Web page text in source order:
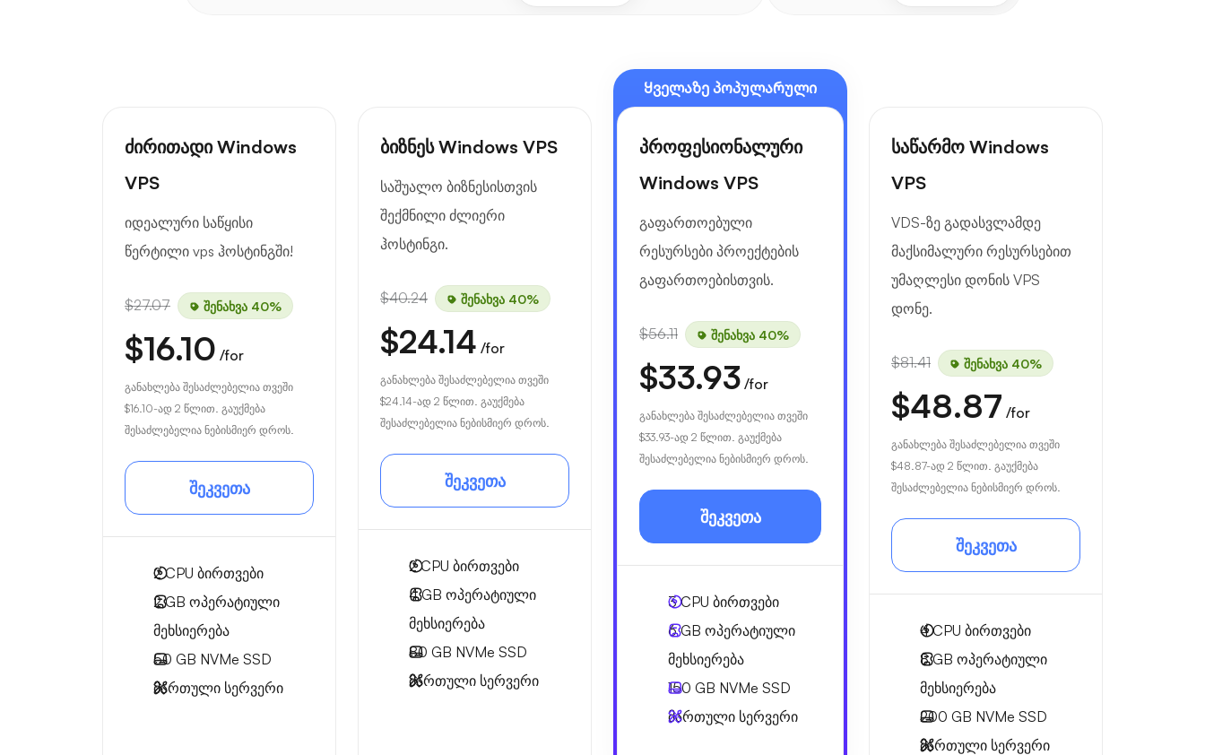
ძირითადი Windows
VPS
იდეალური საწყისი
წერტილი vps ჰოსტინგში!
$27.07 შენახვა 40%
$16.10 /for
განახლება შესაძლებელია თვეში
$16.10-ად 2 წლით. გაუქმება
შესაძლებელია ნებისმიერ დროს.
შეკვეთა
2CPU ბირთვები
2 GB ოპერატიული
მეხსიერება
50 GB NVMe SSD
მართული სერვერი
ბიზნეს Windows VPS
საშუალო ბიზნესისთვის
შექმნილი ძლიერი
ჰოსტინგი.
$40.24 შენახვა 40%
$24.14 /for
განახლება შესაძლებელია თვეში
$24.14-ად 2 წლით. გაუქმება
შესაძლებელია ნებისმიერ დროს.
შეკვეთა
2CPU ბირთვები
4 GB ოპერატიული
მეხსიერება
80 GB NVMe SSD
მართული სერვერი
Ყველაზე პოპულარული
პროფესიონალური
Windows VPS
გაფართოებული
რესურსები პროექტების
გაფართოებისთვის.
$56.11 შენახვა 40%
$33.93 /for
განახლება შესაძლებელია თვეში
$33.93-ად 2 წლით. გაუქმება
შესაძლებელია ნებისმიერ დროს.
შეკვეთა
3CPU ბირთვები
6 GB ოპერატიული
მეხსიერება
150 GB NVMe SSD
მართული სერვერი
საწარმო Windows
VPS
VDS-ზე გადასვლამდე
მაქსიმალური რესურსებით
უმაღლესი დონის VPS
დონე.
$81.41 შენახვა 40%
$48.87 /for
განახლება შესაძლებელია თვეში
$48.87-ად 2 წლით. გაუქმება
შესაძლებელია ნებისმიერ დროს.
შეკვეთა
4CPU ბირთვები
8 GB ოპერატიული
მეხსიერება
200 GB NVMe SSD
მართული სერვერი